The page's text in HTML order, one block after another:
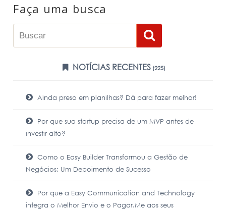
Faça uma busca
NOTÍCIAS RECENTES(225)
Ainda preso em planilhas? Dá para fazer melhor!
Por que sua startup precisa de um MVP antes de
investir alto?
Como o Easy Builder Transformou a Gestão de
Negócios: Um Depoimento de Sucesso
Por que a Easy Communication and Technology
integra o Melhor Envio e o Pagar.Me aos seus